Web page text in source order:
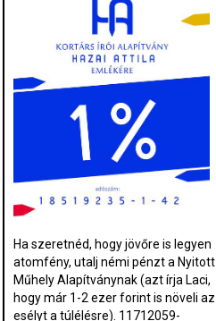
Ha szeretnéd, hogy jövőre is legyen
atomfény, utalj némi pénzt a Nyitott
Műhely Alapítványnak (azt írja Laci,
hogy már 1-2 ezer forint is növeli az
esélyt a túlélésre). 11712059-